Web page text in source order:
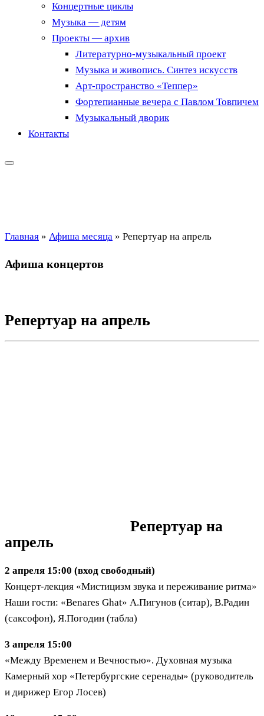
Концертные циклы
Музыка — детям
Проекты — архив
Литературно-музыкальный проект
Музыка и живопись. Синтез искусств
Арт-пространство «Теппер»
Фортепианные вечера с Павлом Товпичем
Музыкальный дворик
Контакты
Главная » Афиша месяца » Репертуар на апрель
Афиша концертов
Репертуар на апрель
Репертуар на
апрель
2 апреля 15:00 (вход свободный)
Концерт-лекция «Мистицизм звука и переживание ритма»
Наши гости: «Benares Ghat» А.Пигунов (ситар), В.Радин
(саксофон), Я.Погодин (табла)
3 апреля 15:00
«Между Временем и Вечностью». Духовная музыка
Камерный хор «Петербургские серенады» (руководитель
и дирижер Егор Лосев)